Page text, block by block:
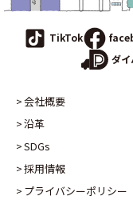
TikTok
ダイ
会社概要
沿革
SDGs
採用情報
プライバシーポリシー